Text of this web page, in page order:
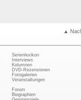
▲
Serienlexikon
Interviews
Kolumnen
DVD-Rezensionen
Fotogalerien
Veranstaltungen
Forum
Biographien